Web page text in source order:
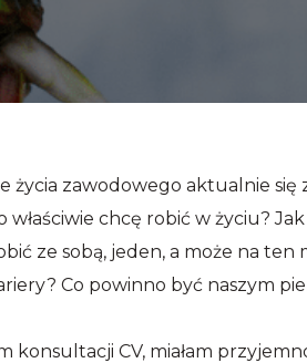
życia zawodowego aktualnie się
właściwie chcę robić w życiu?
ze sobą, jeden, a może na
Co powinno być naszym
konsultacji CV, miałam